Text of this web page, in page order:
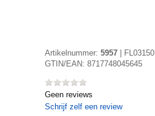
Artikelnummer: 5957
FL03150
GTIN/EAN: 8717748045645
Geen reviews
Schrijf zelf een review